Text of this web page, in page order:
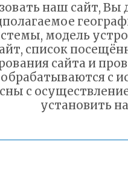
наш сайт, Вы
модель
список
сайта и
обрабатываются с
с
установить